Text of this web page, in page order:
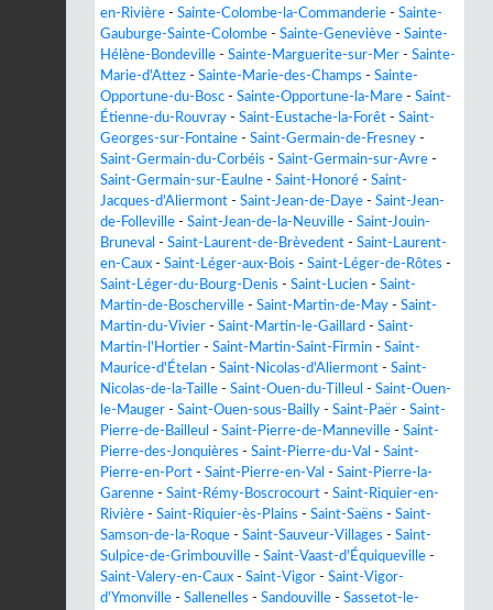
en-Rivière - Sainte-Colombe-la-Commanderie - Sainte-
Gauburge-Sainte-Colombe - Sainte-Geneviève - Sainte-
Hélène-Bondeville - Sainte-Marguerite-sur-Mer - Sainte-
Marie-d'Attez - Sainte-Marie-des-Champs - Sainte-
Opportune-du-Bosc - Sainte-Opportune-la-Mare - Saint-
Étienne-du-Rouvray - Saint-Eustache-la-Forêt - Saint-
Georges-sur-Fontaine - Saint-Germain-de-Fresney -
Saint-Germain-du-Corbéis - Saint-Germain-sur-Avre -
Saint-Germain-sur-Eaulne - Saint-Honoré - Saint-
Jacques-d'Aliermont - Saint-Jean-de-Daye - Saint-Jean-
de-Folleville - Saint-Jean-de-la-Neuville - Saint-Jouin-
Bruneval - Saint-Laurent-de-Brèvedent - Saint-Laurent-
en-Caux - Saint-Léger-aux-Bois - Saint-Léger-de-Rôtes -
Saint-Léger-du-Bourg-Denis - Saint-Lucien - Saint-
Martin-de-Boscherville - Saint-Martin-de-May - Saint-
Martin-du-Vivier - Saint-Martin-le-Gaillard - Saint-
Martin-l'Hortier - Saint-Martin-Saint-Firmin - Saint-
Maurice-d'Ételan - Saint-Nicolas-d'Aliermont - Saint-
Nicolas-de-la-Taille - Saint-Ouen-du-Tilleul - Saint-Ouen-
le-Mauger - Saint-Ouen-sous-Bailly - Saint-Paër - Saint-
Pierre-de-Bailleul - Saint-Pierre-de-Manneville - Saint-
Pierre-des-Jonquières - Saint-Pierre-du-Val - Saint-
Pierre-en-Port - Saint-Pierre-en-Val - Saint-Pierre-la-
Garenne - Saint-Rémy-Boscrocourt - Saint-Riquier-en-
Rivière - Saint-Riquier-ès-Plains - Saint-Saëns - Saint-
Samson-de-la-Roque - Saint-Sauveur-Villages - Saint-
Sulpice-de-Grimbouville - Saint-Vaast-d'Équiqueville -
Saint-Valery-en-Caux - Saint-Vigor - Saint-Vigor-
d'Ymonville - Sallenelles - Sandouville - Sassetot-le-